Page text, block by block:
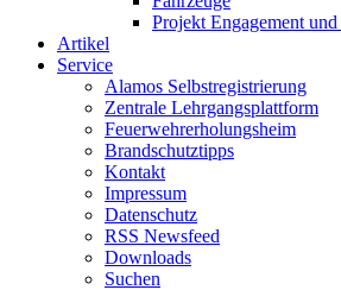
Projekt Engagement
Artikel
Service
Alamos Selbstregistrierung
Zentrale Lehrgangsplattform
Feuerwehrerholungsheim
Brandschutztipps
Kontakt
Impressum
Datenschutz
RSS Newsfeed
Downloads
Suchen